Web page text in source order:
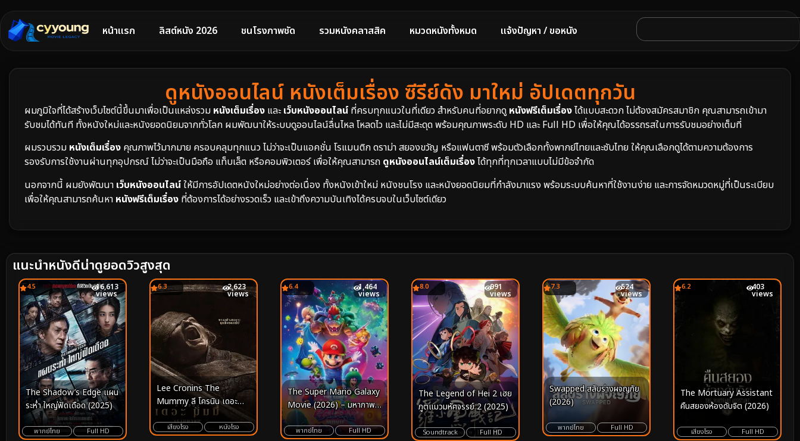
หน้าแรก ลิสต์หนัง 2026 ชนโรงภาพชัด รวมหนังคลาสสิค หมวดหนังทั้งหมด แจ้งปัญหา / ขอหนัง
ดูหนังออนไลน์ หนังเต็มเรื่อง ซีรีย์ดัง มาใหม่ อัปเดตทุกวัน
ผมภูมิใจที่ได้สร้างเว็บไซต์นี้ขึ้นมาเพื่อเป็นแหล่งรวม หนังเต็มเรื่อง และเว็บหนังออนไลน์ ที่ครบทุกแนวในที่เดียว สำหรับคนที่อยากดูหนังฟรีเต็มเรื่องได้แบบสะดวก ไม่ต้องสมัครสมาชิก คุณสามารถเข้ามา
รับชมได้ทันที ทั้งหนังใหม่และหนังยอดนิยมจากทั่วโลก ผมพัฒนาให้ระบบดูออนไลน์ลื่นไหล โหลดไว และไม่มีสะดุด พร้อมคุณภาพระดับ HD และ Full HD เพื่อให้คุณได้อรรถรสในการรับชมอย่างเต็มที่
ผมรวบรวม หนังเต็มเรื่อง คุณภาพไว้มากมาย ครอบคลุมทุกแนว ไม่ว่าจะเป็นแอคชั่น โรแมนติก ดราม่า สยองขวัญ หรือแฟนตาซี พร้อมตัวเลือกทั้งพากย์ไทยและซับไทย ให้คุณเลือกดูได้ตามความต้องการ
รองรับการใช้งานผ่านทุกอุปกรณ์ ไม่ว่าจะเป็นมือถือ แท็บเล็ต หรือคอมพิวเตอร์ เพื่อให้คุณสามารถ ดูหนังออนไลน์เต็มเรื่องได้ทุกที่ทุกเวลาแบบไม่มีข้อจำกัด
นอกจากนี้ ผมยังพัฒนา เว็บหนังออนไลน์ให้มีการอัปเดตหนังใหม่อย่างต่อเนื่อง ทั้งหนังเข้าใหม่ หนังชนโรง และหนังยอดนิยมที่กำลังมาแรง พร้อมระบบค้นหาที่ใช้งานง่าย และการจัดหมวดหมู่ที่เป็นระเบียบ
เพื่อให้คุณสามารถค้นหา หนังฟรีเต็มเรื่อง ที่ต้องการได้อย่างรวดเร็ว และเข้าถึงความบันเทิงได้ครบจบในเว็บไซต์เดียว
แนะนำหนังดีน่าดูยอดวิวสูงสุด
16,613
views
4.5
The Shadow’s Edge แผน
ระห่ำ ใหญ่ฟัดเดือด (2025)
พากย์ไทย Full HD
2,623
views
6.3
Lee Cronins The
Mummy ลี โครนิน เดอะ
มัมมี่ (2026)
เสียงโรง หนังโรง
1,464
views
6.4
The Super Mario Galaxy
Movie (2026) – มหากาพย์
บทใหม่แห่งจักรวาล ที่จะพา
ทุกคนก้าวข้ามขีดจำกัดของ
พากย์ไทย Full HD
991
views
8.0
The Legend of Hei 2 เฮย
ภูตแมวมหัศจรรย์ 2 (2025)
Soundtrack Full HD
524
views
7.3
Swapped สลับร่างผจญภัย
(2026)
พากย์ไทย Full HD
403
views
6.2
The Mortuary Assistant
คืนสยองห้องดับจิต (2026)
เสียงโรง Full HD